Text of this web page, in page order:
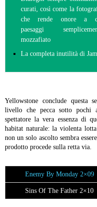
curati, così come la
che rende onore a
paesaggi
mozzafiato
La completa inutilità di
Yellowstone conclude questa
livello che pecca sotto pochi
spettatore la vera essenza di
habitat naturale: la violenta
non un solo ascolto sembra
prodotto procede sulla retta via.
Enemy By Monday 2×09
Sins Of The Father 2×10